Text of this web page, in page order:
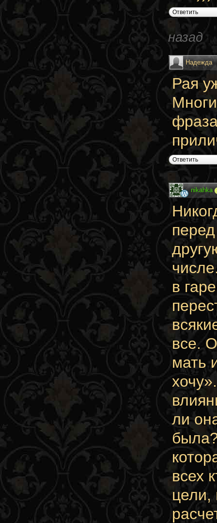
Ответить
назад
Надежда
Рая
Ответить
nikahka
в
все.
мать
ли
всех
цели,